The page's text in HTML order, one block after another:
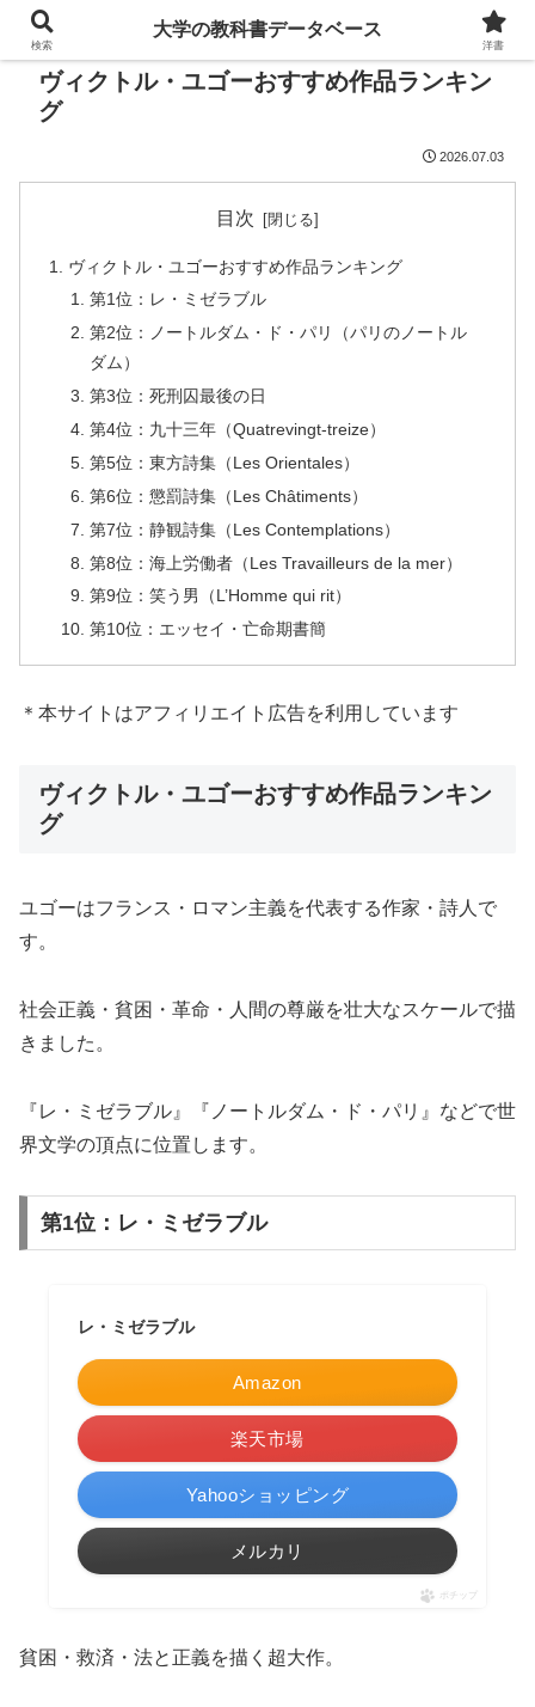
ヴィクトル・ユゴーおすすめ作品ランキン
グ
2026.07.03
目次
ヴィクトル・ユゴーおすすめ作品ランキング
第1位：レ・ミゼラブル
第2位：ノートルダム・ド・パリ（パリのノートル
ダム）
第3位：死刑囚最後の日
第4位：九十三年（Quatrevingt-treize）
第5位：東方詩集（Les Orientales）
第6位：懲罰詩集（Les Châtiments）
第7位：静観詩集（Les Contemplations）
第8位：海上労働者（Les Travailleurs de la mer）
第9位：笑う男（L’Homme qui rit）
第10位：エッセイ・亡命期書簡
＊本サイトはアフィリエイト広告を利用しています
ヴィクトル・ユゴーおすすめ作品ランキン
グ
ユゴーはフランス・ロマン主義を代表する作家・詩人で
す。
社会正義・貧困・革命・人間の尊厳を壮大なスケールで描
きました。
『レ・ミゼラブル』『ノートルダム・ド・パリ』などで世
界文学の頂点に位置します。
第1位：レ・ミゼラブル
レ・ミゼラブル
Amazon
楽天市場
Yahooショッピング
メルカリ
ポチップ
貧困・救済・法と正義を描く超大作。
検索
大学の教科書データベース
洋書